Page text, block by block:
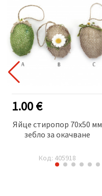
1.00 €
Яйце стиропор 70x50 мм
зебло за окачване
Код: 405918